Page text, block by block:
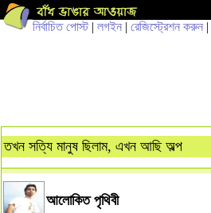
নির্বাচিত পোস্ট| লগইন | রেজিস্ট্রেশন করুন |
তখন সত্যি মানুষ ছিলাম, এখন আছি অল্প
আলোকিত পৃথিবী